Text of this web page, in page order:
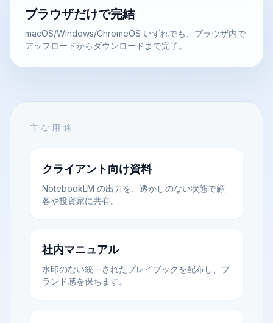
ブラウザだけで完結
macOS/Windows/ChromeOS いずれでも、ブラウザ内で
アップロードからダウンロードまで完了。
主な用途
クライアント向け資料
NotebookLM の出力を、透かしのない状態で顧
客や投資家に共有。
社内マニュアル
水印のない統一されたプレイブックを配布し、ブ
ランド感を保ちます。